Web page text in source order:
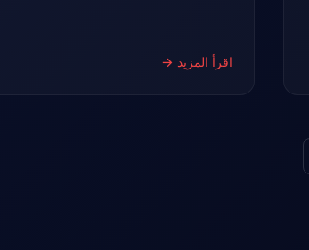
اقرأ المزيد →